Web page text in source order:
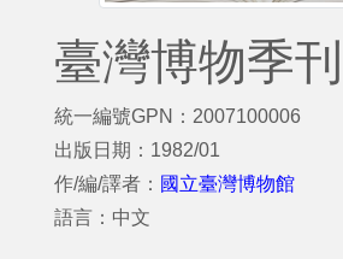
臺灣博物季刊
統一編號GPN：2007100006
出版日期：1982/01
作/編/譯者： 國立臺灣博物館
語言：中文